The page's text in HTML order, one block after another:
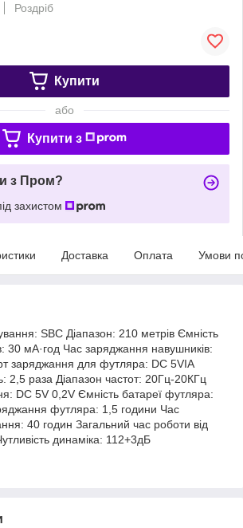
Роздріб
Купити
або
Купити з
з Пром?
захистом
Доставка Оплата Умови
SBC Діапазон: 210 метрів Ємність
30 мА·год Час заряджання навушників:
заряджання для футляра: DC 5VIA
2,5 раза Діапазон частот: 20Гц-20КГц
DC 5V 0,2V Ємність батареї футляра:
футляра: 1,5 години Час
40 годин Загальний час роботи від
динаміка: 112+3дБ